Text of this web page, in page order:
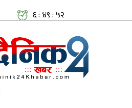
६ : ४९ : ५३
सामाजिक संजालतिर: